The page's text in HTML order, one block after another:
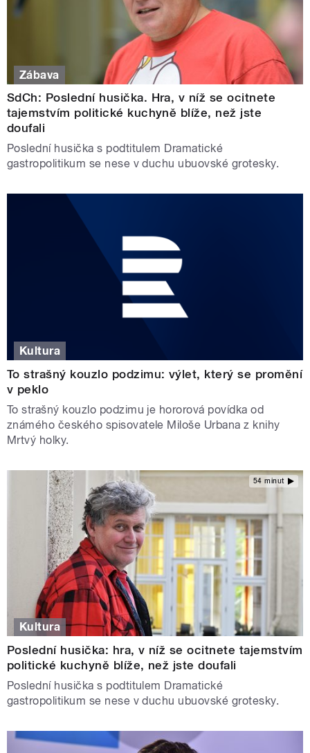
Zábava
SdCh: Poslední husička. Hra, v níž se ocitnete
tajemstvím politické kuchyně blíže, než jste
doufali
Poslední husička s podtitulem Dramatické
gastropolitikum se nese v duchu ubuovské grotesky.
Kultura
To strašný kouzlo podzimu: výlet, který se promění
v peklo
To strašný kouzlo podzimu je hororová povídka od
známého českého spisovatele Miloše Urbana z knihy
Mrtvý holky.
54 minut
Kultura
Poslední husička: hra, v níž se ocitnete tajemstvím
politické kuchyně blíže, než jste doufali
Poslední husička s podtitulem Dramatické
gastropolitikum se nese v duchu ubuovské grotesky.